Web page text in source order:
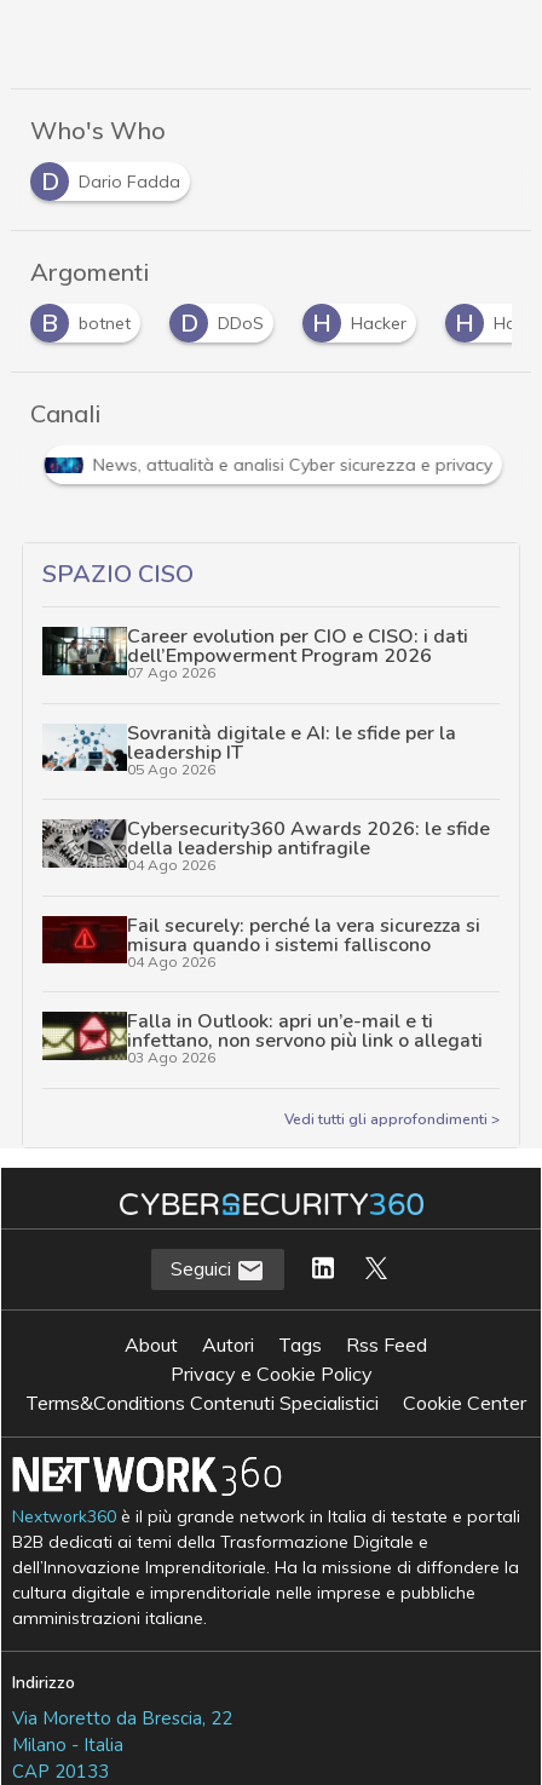
Who's Who
D
Dario Fadda
Argomenti
B
botnet D DDoS H Hacker H
Canali
News, attualità e analisi Cyber sicurezza e privacy
SPAZIO CISO
Career evolution per CIO e CISO: i dati
dell’Empowerment Program 2026
07 Ago 2026
Sovranità digitale e AI: le sfide per la
leadership IT
05 Ago 2026
Cybersecurity360 Awards 2026: le sfide
della leadership antifragile
04 Ago 2026
Fail securely: perché la vera sicurezza si
misura quando i sistemi falliscono
04 Ago 2026
Falla in Outlook: apri un’e-mail e ti
infettano, non servono più link o allegati
03 Ago 2026
Vedi tutti gli approfondimenti >
Seguici
About Autori Tags
Rss Feed
Privacy e Cookie Policy
Terms&Conditions Contenuti Specialistici
Cookie Center
Nextwork360 è il più grande network in Italia di testate e portali
B2B dedicati ai temi della Trasformazione Digitale e
dell’Innovazione Imprenditoriale. Ha la missione di diffondere la
cultura digitale e imprenditoriale nelle imprese e pubbliche
amministrazioni italiane.
Indirizzo
Via Moretto da Brescia, 22
Milano - Italia
CAP 20133